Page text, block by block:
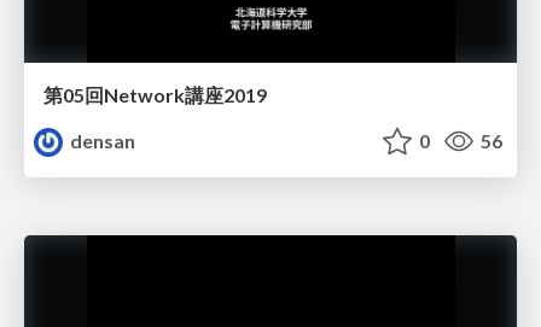
第05回Network講座2019
densan
0 56